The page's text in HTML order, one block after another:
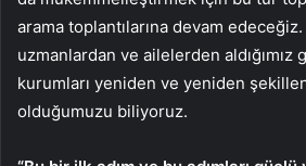
arama toplantılarına devam
uzmanlardan ve ailelerden aldığımız
kurumları yeniden ve yeniden
olduğumuzu biliyoruz.